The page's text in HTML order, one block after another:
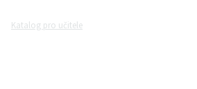
Katalog pro učitele